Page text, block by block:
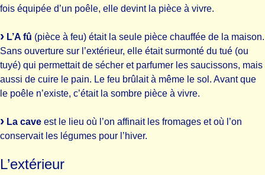
fois équipée d’un poêle, elle devint la pièce à vivre.
L’A fû (pièce à feu) était la seule pièce chauffée de la maison.
Sans ouverture sur l’extérieur, elle était surmonté du tué (ou
tuyé) qui permettait de sécher et parfumer les saucissons, mais
aussi de cuire le pain. Le feu brûlait à même le sol. Avant que
le poêle n’existe, c’était la sombre pièce à vivre.
La cave est le lieu où l’on affinait les fromages et où l’on
conservait les légumes pour l’hiver.
L’extérieur